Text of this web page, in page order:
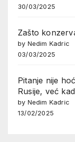
30/03/2025
Zašto
by Nedim Kadric
03/03/2025
Pitanje nije
Rusije, već
by Nedim Kadric
13/02/2025